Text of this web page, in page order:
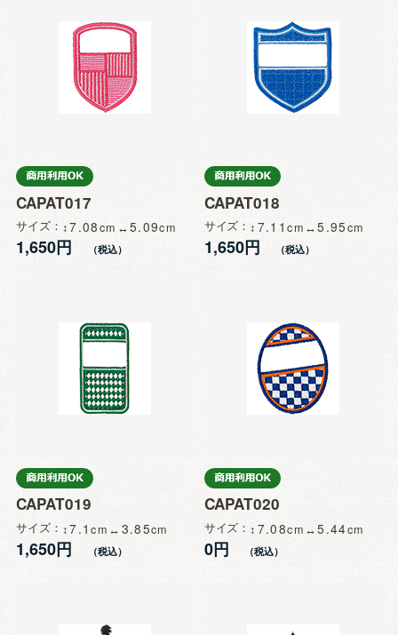
CAPAT017
サイズ 7.08 5.09
1,650円
CAPAT018
サイズ 7.11 5.95
1,650円
CAPAT019
サイズ 7.1 3.85
1,650円
CAPAT020
サイズ 7.08 5.44
0円